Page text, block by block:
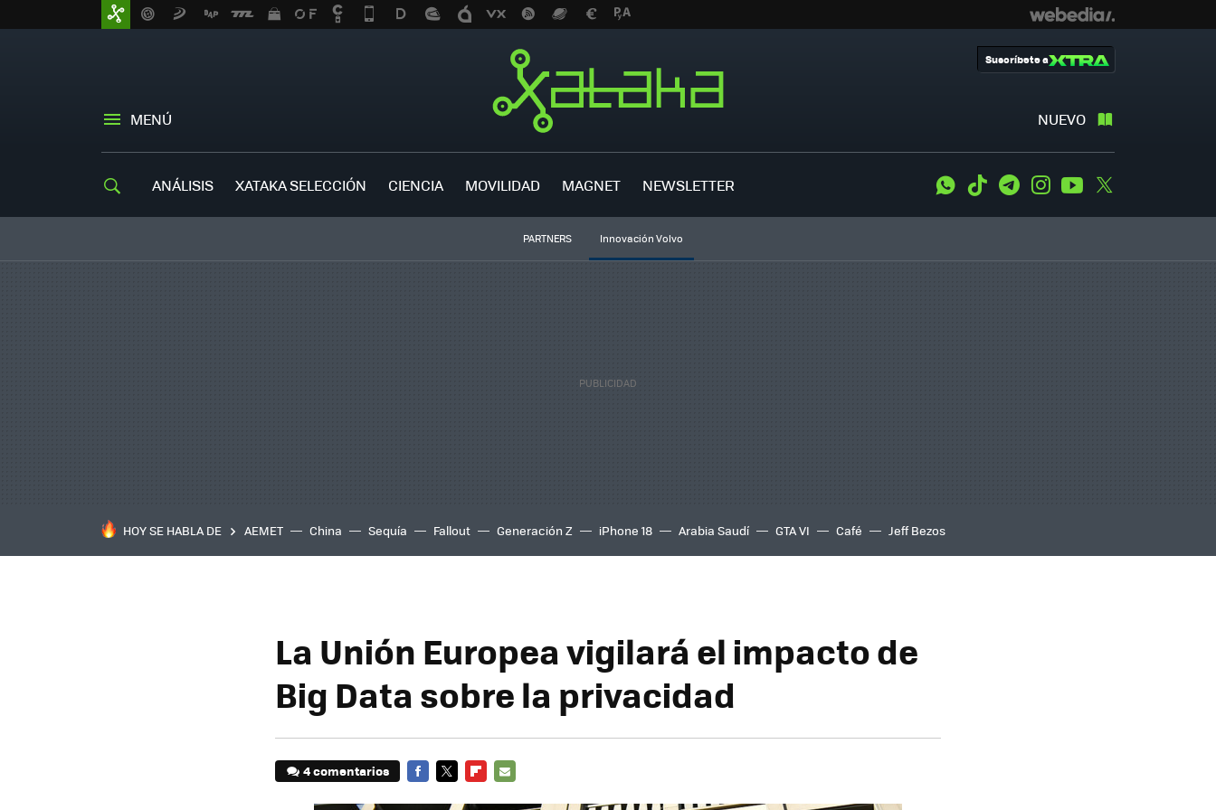
MENÚ NUEVO
Suscríbete a
ANÁLISIS XATAKA SELECCIÓN CIENCIA MOVILIDAD MAGNET NEWSLETTER WhatsApp
Tiktok TelegramInstagramYoutube
PARTNERS Innovación Volvo
HOY SE HABLA DE AEMET China Sequía Fallout Generación Z iPhone 18 Arabia Saudí GTA VI Café Jeff Bezos
La Unión Europea vigilará el impacto de
Big Data sobre la privacidad
4 comentarios